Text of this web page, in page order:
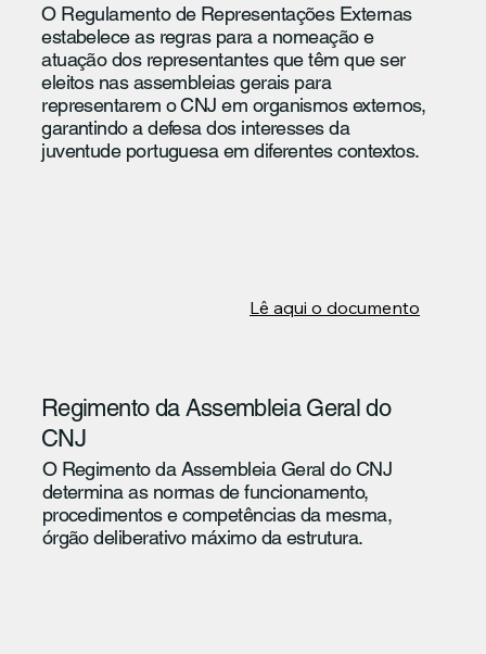
O Regulamento de Representações Externas
estabelece as regras para a nomeação e
atuação dos representantes que têm que ser
eleitos nas assembleias gerais para
representarem o CNJ em organismos externos,
garantindo a defesa dos interesses da
juventude portuguesa em diferentes contextos.
Lê aqui o documento
Regimento da Assembleia Geral do
CNJ
O Regimento da Assembleia Geral do CNJ
determina as normas de funcionamento,
procedimentos e competências da mesma,
órgão deliberativo máximo da estrutura.